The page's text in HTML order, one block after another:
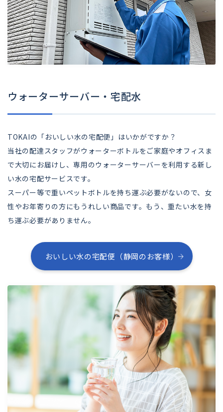
ウォーターサーバー・宅配水
TOKAIの「おいしい水の宅配便」はいかがですか？
当社の配達スタッフがウォーターボトルをご家庭やオフィスま
で大切にお届けし、専用のウォーターサーバーを利用する新し
い水の宅配サービスです。
スーパー等で重いペットボトルを持ち運ぶ必要がないので、女
性やお年寄りの方にもうれしい商品です。もう、重たい水を持
ち運ぶ必要がありません。
おいしい水の宅配便（静岡のお客様）